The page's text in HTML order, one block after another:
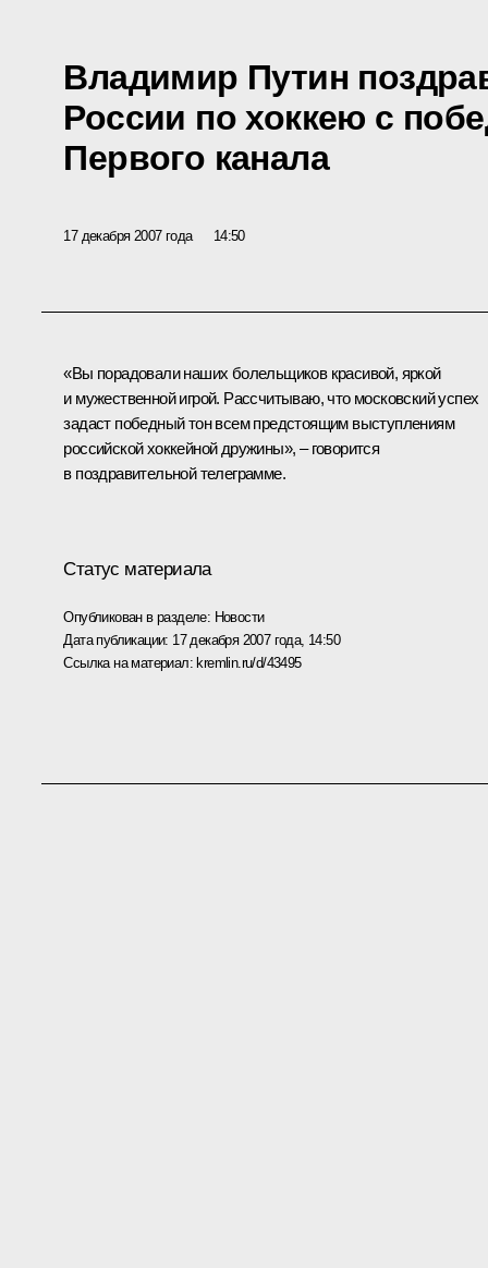
Владимир Путин
России по хоккею с
Первого канала
17 декабря 2007 года 14:50
«Вы порадовали наших болельщиков красивой, яркой
и мужественной игрой. Рассчитываю, что московский успех
задаст победный тон всем предстоящим выступлениям
российской хоккейной дружины», – говорится
в поздравительной телеграмме.
Статус материала
Опубликован в разделе: Новости
Дата публикации: 17 декабря 2007 года, 14:50
Ссылка на материал:kremlin.ru/d/43495